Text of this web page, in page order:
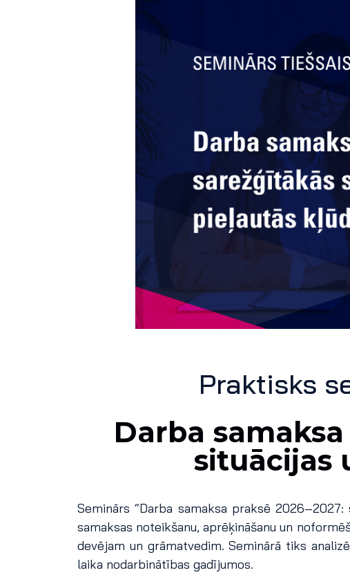
Praktisks
Darba
situācijas
Seminārs “Darba samaksa praksē
samaksas noteikšanu, aprēķināšanu un
devējam un grāmatvedim. Seminārā tiks
laika nodarbinātības gadījumos.